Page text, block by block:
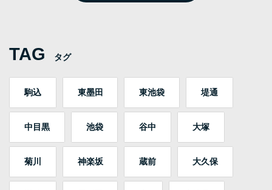
TAG タグ
駒込 東墨田 東池袋 堤通
中目黒 池袋 谷中 大塚
菊川 神楽坂 蔵前 大久保